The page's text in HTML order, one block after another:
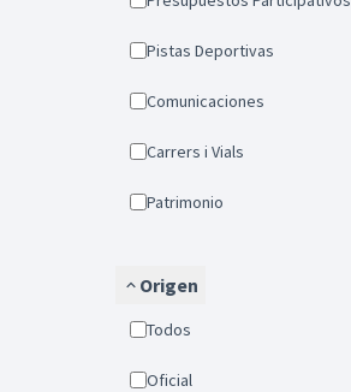
Pistas Deportivas
Comunicaciones
Carrers i Vials
Patrimonio
Origen
Todos
Oficial